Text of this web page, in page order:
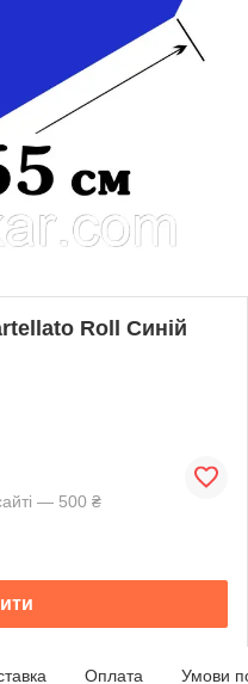
Roll Синій
— 500 ₴
Оплата Умови